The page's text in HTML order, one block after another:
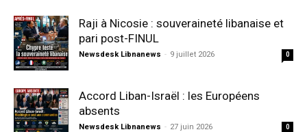
Raji à Nicosie : souveraineté libanaise et
pari post-FINUL
Newsdesk Libnanews - 9 juillet 2026 0
Accord Liban-Israël : les Européens
absents
Newsdesk Libnanews - 27 juin 2026 0